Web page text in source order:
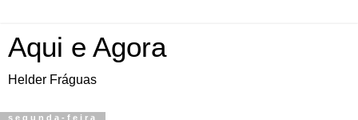
Aqui e Agora
Helder Fráguas
segunda-feira